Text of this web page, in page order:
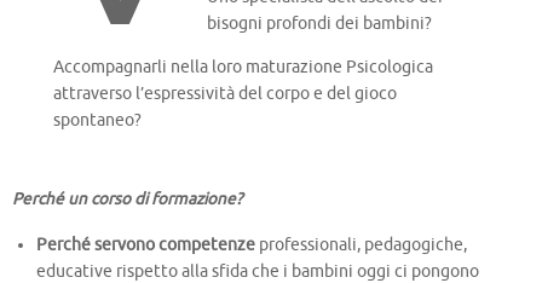
bisogni profondi dei bambini?
Accompagnarli nella loro maturazione Psicologica
attraverso l’espressività del corpo e del gioco
spontaneo?
Perché un corso di formazione?
Perché servonocompetenze professionali, pedagogiche,
educative rispetto alla sfida che i bambini oggi ci pongono